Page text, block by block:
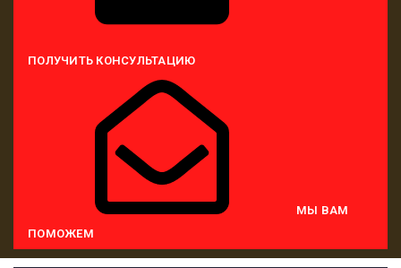
ПОЛУЧИТЬ КОНСУЛЬТАЦИЮ
МЫ ВАМ
ПОМОЖЕМ